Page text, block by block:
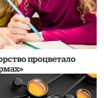
процветало